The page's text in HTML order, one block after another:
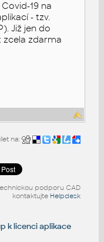
19 na
- tzv.
Již jen do
zcela zdarma
na:
podporu CAD
kontaktujte Helpdesk
k licenci aplikace